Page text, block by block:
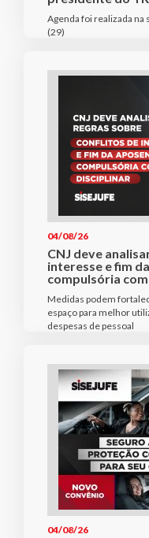
Agenda foi realizada na
(29)
04/08/26
CNJ deve
interesse e fim
compulsória
Medidas podem
espaço para melhor
despesas de pessoal
04/08/26